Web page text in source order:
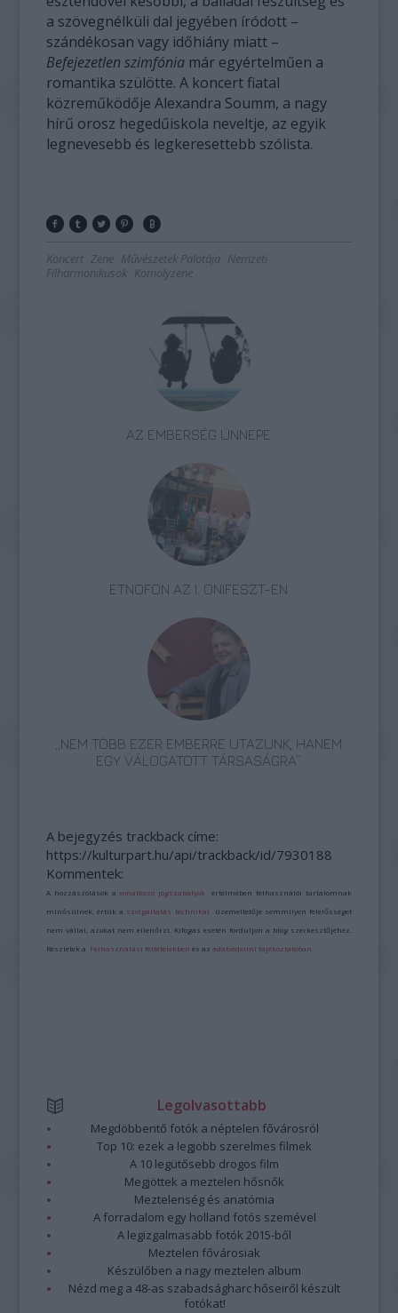
a szövegnélküli dal jegyében íródott –
szándékosan vagy időhiány miatt –
Befejezetlen szimfónia már egyértelműen a
romantika szülötte. A koncert fiatal
közreműködője Alexandra Soumm, a nagy
hírű orosz hegedűiskola neveltje, az egyik
legnevesebb és legkeresettebb szólista.
Koncert Zene Művészetek Palotája Nemzeti
Filharmonikusok Komolyzene
AZ EMBERSÉG ÜNNEPE
ETNOFON AZ I. ONIFESZT-EN
„NEM TÖBB EZER EMBERRE UTAZUNK, HANEM
EGY VÁLOGATOTT TÁRSASÁGRA”
A bejegyzés trackback címe:
https://kulturpart.hu/api/trackback/id/7930188
Kommentek:
A hozzászólások avonatkozó jogszabályok értelmében felhasználói tartalomnak
minősülnek, értük a szolgáltatás technikai üzemeltetője semmilyen felelősséget
nem vállal, azokat nem ellenőrzi. Kifogás esetén forduljon a blog szerkesztőjéhez.
Részletek a Felhasználási feltételekben és azadatvédelmi tájékoztatóban
Legolvasottabb
Megdöbbentő fotók a néptelen fővárosról
Top 10: ezek a legjobb szerelmes filmek
A 10 legütősebb drogos film
Megjöttek a meztelen hősnők
Meztelenség és anatómia
A forradalom egy holland fotós szemével
A legizgalmasabb fotók 2015-ből
Meztelen fővárosiak
Készülőben a nagy meztelen album
Nézd meg a 48-as szabadságharc hőseiről készült
fotókat!